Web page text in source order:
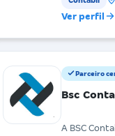
Ver perfil
Parceiro
Bsc
A BSC